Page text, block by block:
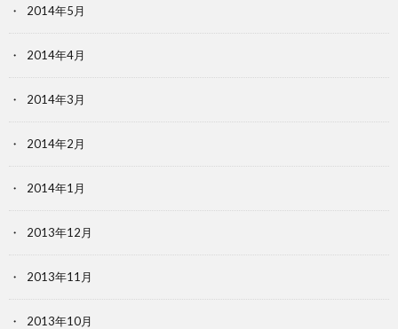
2014年5月
2014年4月
2014年3月
2014年2月
2014年1月
2013年12月
2013年11月
2013年10月